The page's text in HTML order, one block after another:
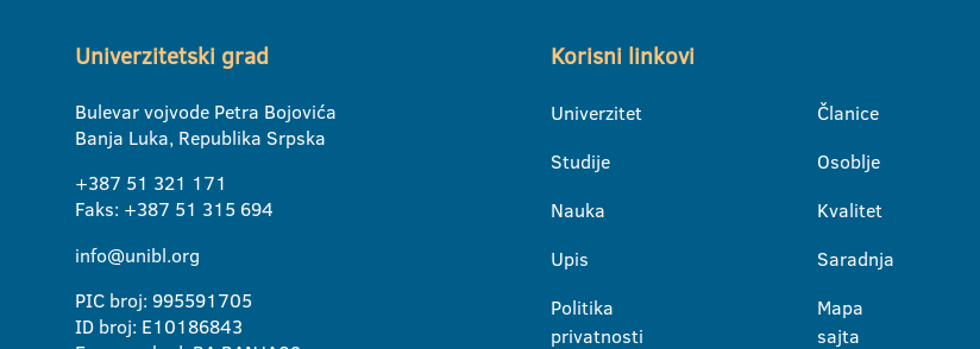
Univerzitetski grad
Bulevar vojvode Petra Bojovića
Banja Luka, Republika Srpska
+387 51 321 171
Faks: +387 51 315 694
info@unibl.org
PIC broj: 995591705
ID broj: E10186843
Korisni linkovi
Univerzitet
Studije
Nauka
Upis
Politika
privatnosti
Članice
Osoblje
Kvalitet
Saradnja
Mapa
sajta